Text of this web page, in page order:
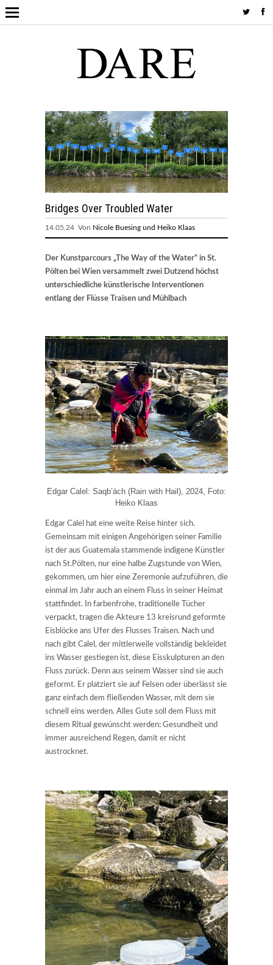
Bridges Over Troubled Water
14.05.24 Von Nicole Buesing und Heiko Klaas
Der Kunstparcours „The Way of the Water“ in St.
Pölten bei Wien versammelt zwei Dutzend höchst
unterschiedliche künstlerische Interventionen
entlang der Flüsse Traisen und Mühlbach
Edgar Calel: Saqb’äch (Rain with Hail), 2024, Foto:
Heiko Klaas
Edgar Calel hat eine weite Reise hinter sich.
Gemeinsam mit einigen Angehörigen seiner Familie
ist der aus Guatemala stammende indigene Künstler
nach St.Pölten, nur eine halbe Zugstunde von Wien,
gekommen, um hier eine Zeremonie aufzuführen, die
einmal im Jahr auch an einem Fluss in seiner Heimat
stattfindet. In farbenfrohe, traditionelle Tücher
verpackt, tragen die Akteure 13 kreisrund geformte
Eisblöcke ans Ufer des Flusses Traisen. Nach und
nach gibt Calel, der mittlerweile vollständig bekleidet
ins Wasser gestiegen ist, diese Eisskulpturen an den
Fluss zurück. Denn aus seinem Wasser sind sie auch
geformt. Er platziert sie auf Felsen oder überlässt sie
ganz einfach dem fließenden Wasser, mit dem sie
schnell eins werden. Alles Gute soll dem Fluss mit
diesem Ritual gewünscht werden: Gesundheit und
immer ausreichend Regen, damit er nicht
austrocknet.